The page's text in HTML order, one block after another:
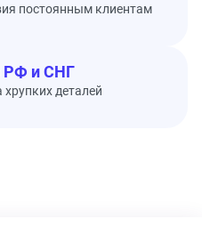
постоянным клиентам
РФ и СНГ
деталей